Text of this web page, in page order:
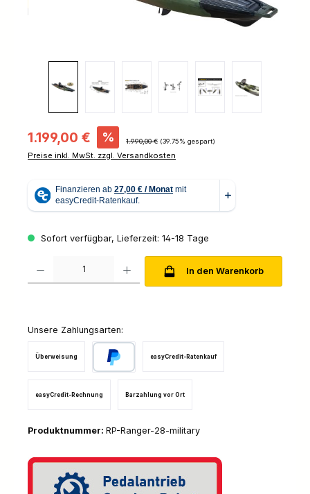
Verkaufspreis:
1.199,00 € % Regulärer Preis:
1.990,00 € (39.75% gespart)
Preise inkl. MwSt. zzgl. Versandkosten
Sofort verfügbar, Lieferzeit: 14-18 Tage
In den Warenkorb
Unsere Zahlungsarten:
Überweisung easyCredit-Ratenkauf
easyCredit-Rechnung Barzahlung vor Ort
Produktnummer: RP-Ranger-28-military